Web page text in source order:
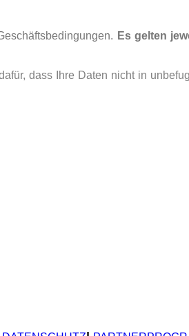
Es gelten
dass Ihre Daten nicht in